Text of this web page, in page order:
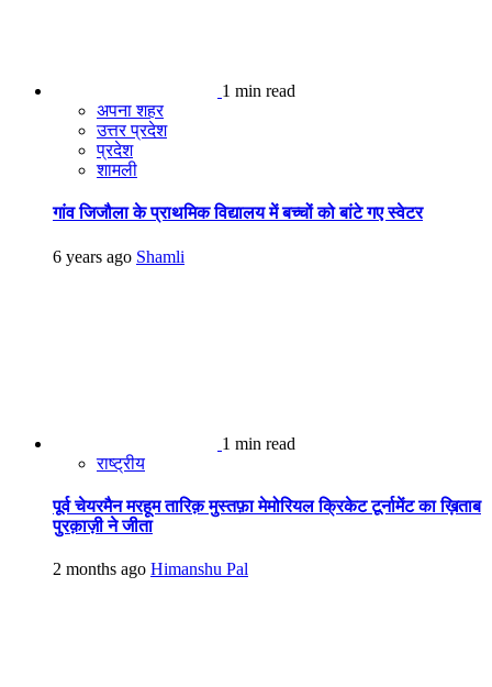
1 min read
अपना शहर
उत्तर प्रदेश
प्रदेश
शामली
गांव जिजौला के प्राथमिक विद्यालय में बच्चों को बांटे गए स्वेटर
6 years ago Shamli
1 min read
राष्ट्रीय
पूर्व चेयरमैन मरहूम तारिक़ मुस्तफ़ा मेमोरियल क्रिकेट टूर्नामेंट का ख़िताब
पुरक़ाज़ी ने जीता
2 months ago Himanshu Pal